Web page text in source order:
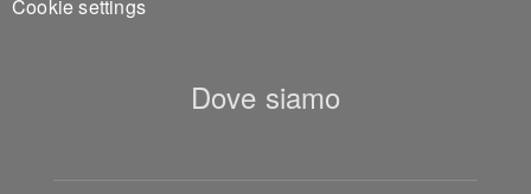
Cookie settings
Dove siamo